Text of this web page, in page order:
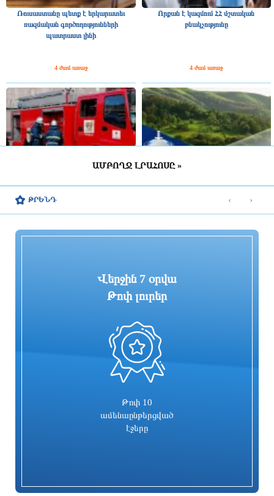
Ռուսաստանը պետք է երկարատեւ
ռազմական գործողությունների
պատրաստ լինի
4 ժամ առաջ
Որքան է կազմում ՀՀ մշտական
բնակչությունը
4 ժամ առաջ
Երևանում ծառեր են կոտրվել և ընկել
Վինիսիուսը ջնջել է Ռեալի հետ
կապված բոլոր լուսանկարներն ու
ԱՄԲՈՂՋ ԼՐԱՀՈՍԸ »
ԹՐԵՆԴ
Վերջին 7 օրվա
Թոփ լուրեր
Թոփ 10
ամենաընթերցված
էջերը
‹ ›